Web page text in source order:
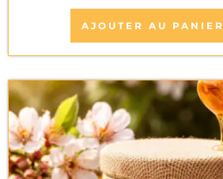
AJOUTER AU PANIER